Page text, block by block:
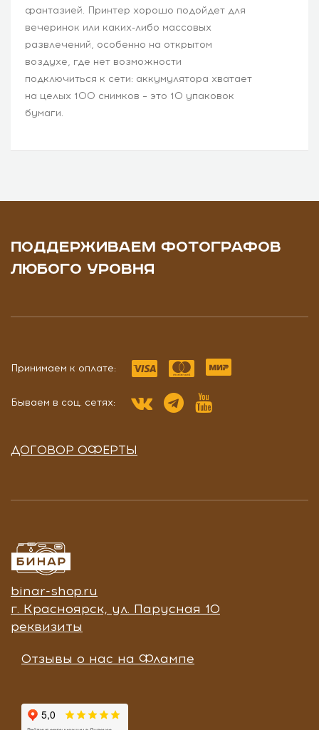
фантазией. Принтер хорошо подойдет для
вечеринок или каких-либо массовых
развлечений, особенно на открытом
воздухе, где нет возможности
подключиться к сети: аккумулятора хватает
на целых 100 снимков – это 10 упаковок
бумаги.
ПОДДЕРЖИВАЕМ ФОТОГРАФОВ
ЛЮБОГО УРОВНЯ
Принимаем к оплате:
Бываем в соц. сетях:
ДОГОВОР ОФЕРТЫ
binar-shop.ru
г. Красноярск, ул. Парусная 10
реквизиты
Отзывы о нас на Флампе